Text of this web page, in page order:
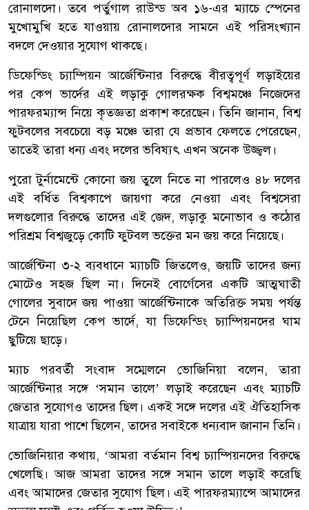
রোনালদো। তবে পর্তুগাল রাউন্ড অব ১৬-এর ম্যাচে স্পেনের
মুখোমুখি হতে যাওয়ায় রোনালদোর সামনে এই পরিসংখ্যান
বদলে দেওয়ার সুযোগ থাকছে।
ডিফেন্ডিং চ্যাম্পিয়ন আর্জেন্টিনার বিরুদ্ধে বীরত্বপূর্ণ লড়াইয়ের
পর কেপ ভার্দের এই লড়াকু গোলরক্ষক বিশ্বমঞ্চে নিজেদের
পারফরম্যান্স নিয়ে কৃতজ্ঞতা প্রকাশ করেছেন। তিনি জানান, বিশ্ব
ফুটবলের সবচেয়ে বড় মঞ্চে তারা যে প্রভাব ফেলতে পেরেছেন,
তাতেই তারা ধন্য এবং দলের ভবিষ্যৎ এখন অনেক উজ্জ্বল।
পুরো টুর্নামেন্টে কোনো জয় তুলে নিতে না পারলেও ৪৮ দলের
এই বর্ধিত বিশ্বকাপে জায়গা করে নেওয়া এবং বিশ্বসেরা
দলগুলোর বিরুদ্ধে তাদের এই জেদ, লড়াকু মনোভাব ও কঠোর
পরিশ্রম বিশ্বজুড়ে কোটি ফুটবল ভক্তের মন জয় করে নিয়েছে।
আর্জেন্টিনা ৩-২ ব্যবধানে ম্যাচটি জিতলেও, জয়টি তাদের জন্য
মোটেও সহজ ছিল না। দিনেই বোর্গেসের একটি আত্মঘাতী
গোলের সুবাদে জয় পাওয়া আর্জেন্টিনাকে অতিরিক্ত সময় পর্যন্ত
টেনে নিয়েছিল কেপ ভার্দে, যা ডিফেন্ডিং চ্যাম্পিয়নদের ঘাম
ছুটিয়ে ছাড়ে।
ম্যাচ পরবর্তী সংবাদ সম্মেলনে ভোজিনিয়া বলেন, তারা
আর্জেন্টিনার সঙ্গে ‘সমান তালে’ লড়াই করেছেন এবং ম্যাচটি
জেতার সুযোগও তাদের ছিল। একই সঙ্গে দলের এই ঐতিহাসিক
যাত্রায় যারা পাশে ছিলেন, তাদের সবাইকে ধন্যবাদ জানান তিনি।
ভোজিনিয়ার কথায়, ‘আমরা বর্তমান বিশ্ব চ্যাম্পিয়নদের বিরুদ্ধে
খেলেছি। আজ আমরা তাদের সঙ্গে সমান তালে লড়াই করেছি
এবং আমাদের জেতার সুযোগ ছিল। এই পারফরম্যান্সে আমাদের